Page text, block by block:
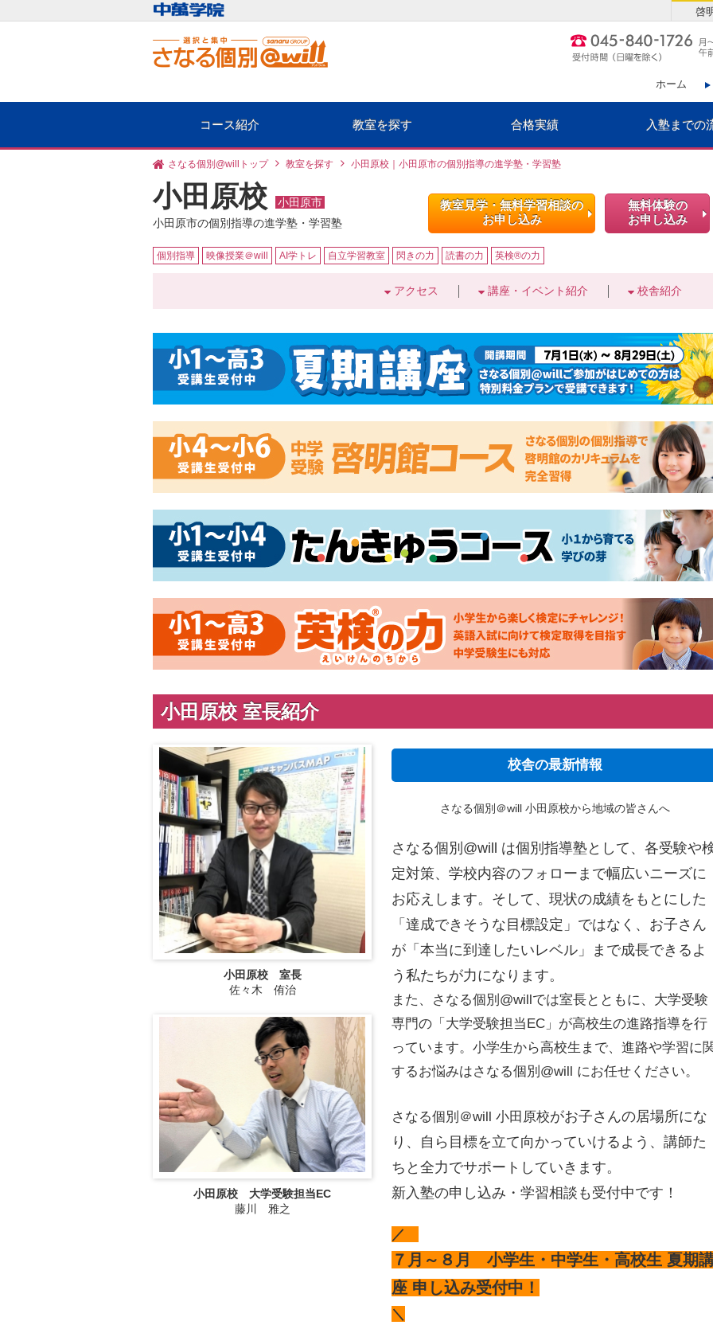
ホーム
コース紹介 教室を探す 合格実績 入塾までの
啓
さなる個別@willトップ 教室を探す 小田原校｜小田原市の個別指導の進学塾・学習塾
小田原校
小田原市
小田原市の個別指導の進学塾・学習塾
教室見学・無料学習相談の
お申し込み
無料体験の
お申し込み
個別指導 映像授業＠will AI学トレ 自立学習教室 閃きの力 読書の力 英検®の力
アクセス 講座・イベント紹介 校舎紹介
小田原校 室長紹介
小田原校 室長
佐々木 侑治
小田原校 大学受験担当EC
藤川 雅之
校舎の最新情報
さなる個別＠will 小田原校から地域の皆さんへ
さなる個別@will は個別指導塾として、各受験や
定対策、学校内容のフォローまで幅広いニーズに
お応えします。そして、現状の成績をもとにした
「達成できそうな目標設定」ではなく、お子さん
が「本当に到達したいレベル」まで成長できるよ
う私たちが力になります。
また、さなる個別@willでは室長とともに、大学受験
専門の「大学受験担当EC」が高校生の進路指導を行
っています。小学生から高校生まで、進路や学習に
するお悩みはさなる個別@will にお任せください。
さなる個別＠will 小田原校がお子さんの居場所にな
り、自ら目標を立て向かっていけるよう、講師た
ちと全力でサポートしていきます。
新入塾の申し込み・学習相談も受付中です！
／
７月～８月 小学生・中学生・高校生 夏期
座 申し込み受付中！
＼